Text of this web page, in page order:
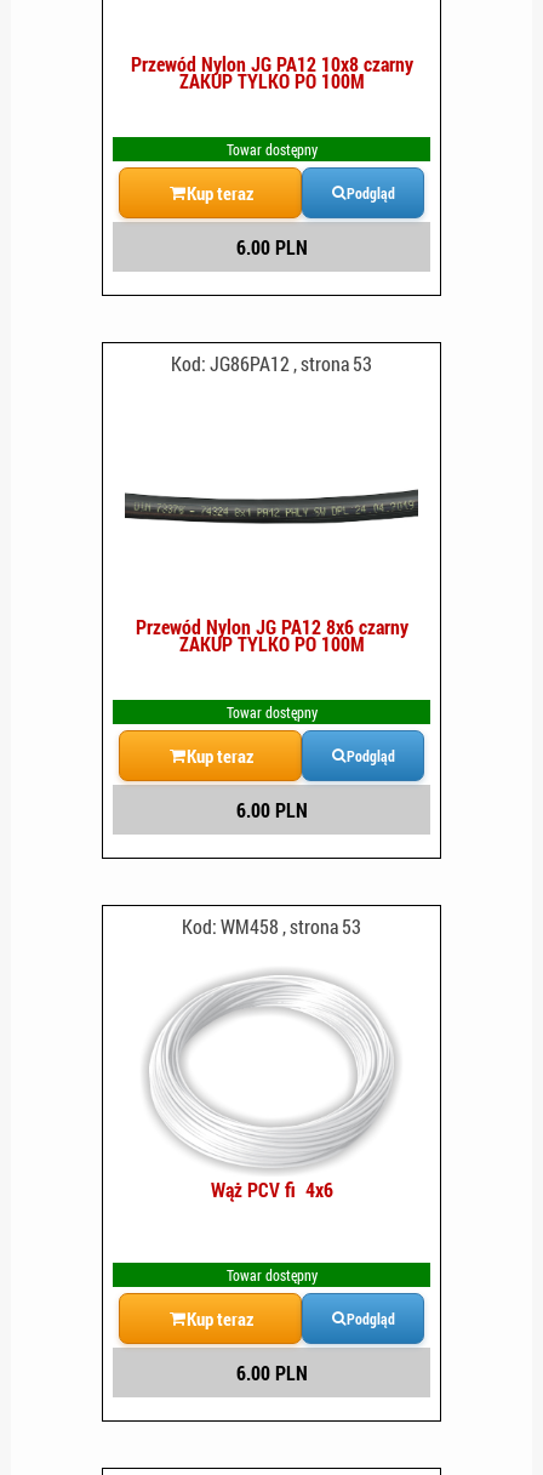
Przewód Nylon JG PA12 10x8 czarny
ZAKUP TYLKO PO 100M
Towar dostępny
Kup teraz Podgląd
6.00 PLN
Kod: JG86PA12 , strona 53
Przewód Nylon JG PA12 8x6 czarny
ZAKUP TYLKO PO 100M
Towar dostępny
Kup teraz Podgląd
6.00 PLN
Kod: WM458 , strona 53
Wąż PCV fi 4x6
Towar dostępny
Kup teraz Podgląd
6.00 PLN